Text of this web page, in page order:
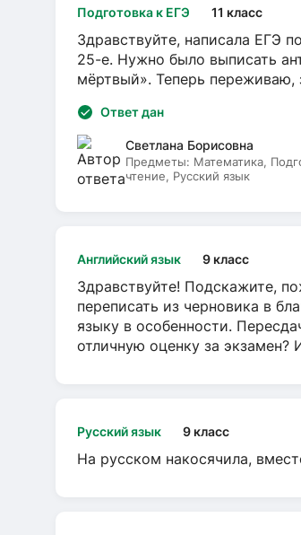
Подготовка к ЕГЭ 11 класс
Здравствуйте, написала ЕГЭ
25-е. Нужно было выписать
мёртвый». Теперь переживаю,
Ответ дан
Светлана Борисовна
Предметы: Математика,
чтение, Русский язык
Английский язык 9 класс
Здравствуйте! Подскажите,
переписать из черновика в
языку в особенности.
отличную оценку за экзамен?
Русский язык 9 класс
На русском накосячила,